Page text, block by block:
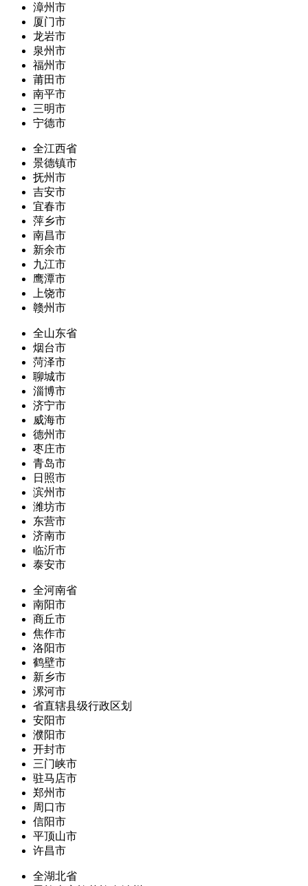
漳州市
厦门市
龙岩市
泉州市
福州市
莆田市
南平市
三明市
宁德市
全江西省
景德镇市
抚州市
吉安市
宜春市
萍乡市
南昌市
新余市
九江市
鹰潭市
上饶市
赣州市
全山东省
烟台市
菏泽市
聊城市
淄博市
济宁市
威海市
德州市
枣庄市
青岛市
日照市
滨州市
潍坊市
东营市
济南市
临沂市
泰安市
全河南省
南阳市
商丘市
焦作市
洛阳市
鹤壁市
新乡市
漯河市
省直辖县级行政区划
安阳市
濮阳市
开封市
三门峡市
驻马店市
郑州市
周口市
信阳市
平顶山市
许昌市
全湖北省